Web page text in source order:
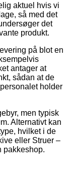
aktuel hvis vi
så med det
det
produkt.
på blot en
antager at
sådan at de
holder
men typisk
Alternativt kan
hvilket i de
eller Struer –
pakkeshop.